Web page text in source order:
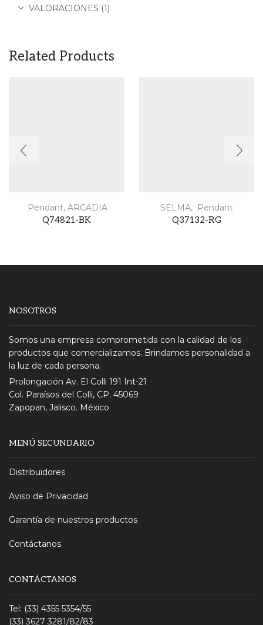
VALORACIONES (1)
Related Products
Pendant,ARCADIA
Q74821-BK
SELMA, Pendant
Q37132-RG
NOSOTROS
Somos una empresa comprometida con la calidad de los
productos que comercializamos. Brindamos personalidad a
la luz de cada persona.
Prolongación Av. El Colli 191 Int-21
Col. Paraísos del Colli, CP. 45069
Zapopan, Jalisco. México
MENÚ SECUNDARIO
Distribuidores
Aviso de Privacidad
Garantía de nuestros productos
Contáctanos
CONTÁCTANOS
Tel: (33) 4355 5354/55
(33) 3627 3281/82/83